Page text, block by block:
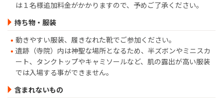
は１名様追加料金がかかりますので、予めご了承ください。
持ち物・服装
動きやすい服装、履きなれた靴でご参加ください。
遺跡（寺院）内は神聖な場所となるため、半ズボンやミニスカ
ート、タンクトップやキャミソールなど、肌の露出が高い服装
では入場する事ができません。
含まれないもの